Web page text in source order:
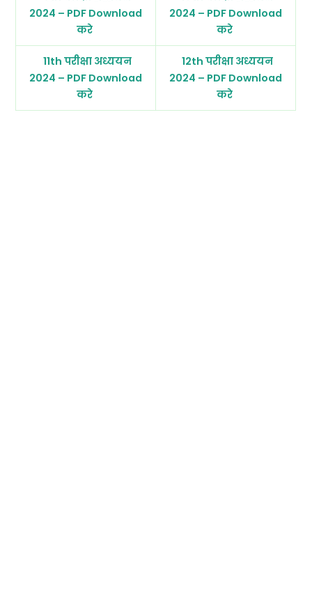
2024 – PDF Download
करे
2024 – PDF Download
करे
11th परीक्षा अध्ययन
2024 – PDF Download
करे
12th परीक्षा अध्ययन
2024 – PDF Download
करे